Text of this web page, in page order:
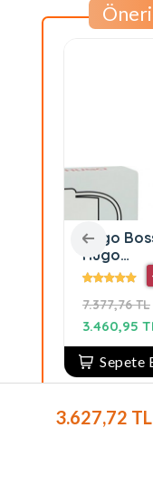
3.627,72 TL
Hugo
Hugo
Reversed
EDT 125
Erkek
Parfüm
7.377,76 TL
3.460,95
Sepete